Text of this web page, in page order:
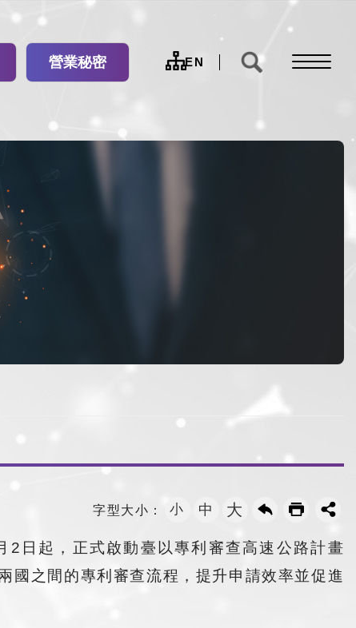
營業秘密
網
EN
字型大小： 小 中 大
日起，正式啟動臺以專利審查高速公路計畫
之間的專利審查流程，提升申請效率並促進